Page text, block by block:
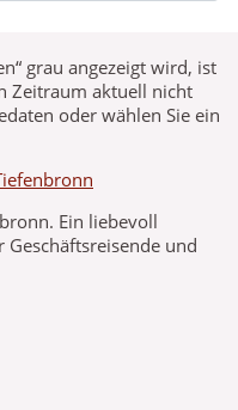
grau angezeigt wird, ist
Zeitraum aktuell nicht
oder wählen Sie ein
Ein liebevoll
und